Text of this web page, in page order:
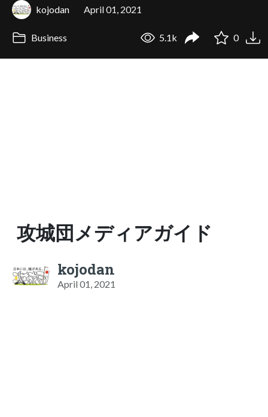
kojodan April 01, 2021
Business 5.1k 0
攻城団メディアガイド
kojodan
April 01, 2021